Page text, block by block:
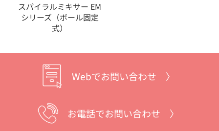
スパイラルミキサー EM
シリーズ（ボール固定
式）
Webでお問い合わせ 〉
お電話でお問い合わせ 〉